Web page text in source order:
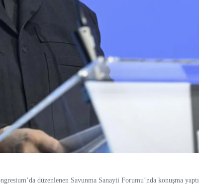
düzenlenen Savunma Sanayii Forumu’nda konuşma yaptı.